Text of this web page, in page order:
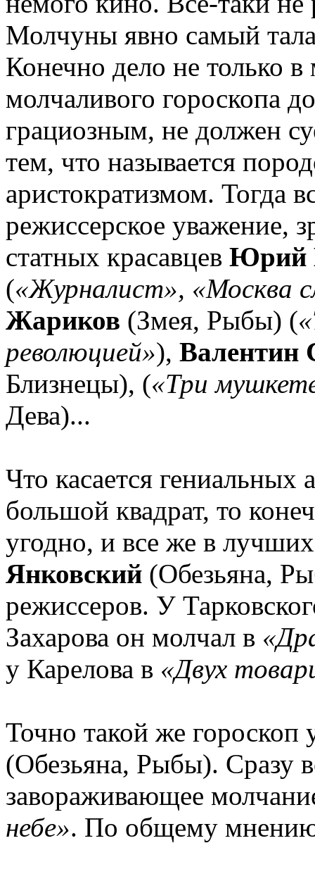
Молчуны явно самый
Конечно дело не только
молчаливого гороскопа
грациозным, не должен
тем, что называется
аристократизмом. Тогда
режиссерское уважение,
статных красавцев Юрий
(«Журналист», «Москва
Жариков (Змея, Рыбы) (
революцией»), Валентин
Близнецы), («Три
Дева)...
Что касается гениальных
большой квадрат, то
угодно, и все же в
Янковский (Обезьяна,
режиссеров. У
Захарова он молчал в
у Карелова в «Двух
Точно такой же гороскоп
(Обезьяна, Рыбы). Сразу
завораживающее
небе». По общему